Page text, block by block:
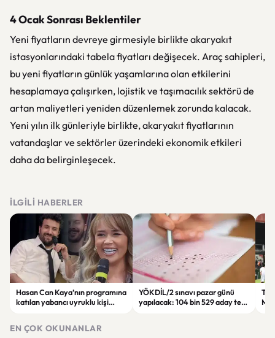
4 Ocak Sonrası Beklentiler
Yeni fiyatların devreye girmesiyle birlikte akaryakıt
istasyonlarındaki tabela fiyatları değişecek. Araç sahipleri,
bu yeni fiyatların günlük yaşamlarına olan etkilerini
hesaplamaya çalışırken, lojistik ve taşımacılık sektörü de
artan maliyetleri yeniden düzenlemek zorunda kalacak.
Yeni yılın ilk günleriyle birlikte, akaryakıt fiyatlarının
vatandaşlar ve sektörler üzerindeki ekonomik etkileri
daha da belirginleşecek.
İLGILI HABERLER
Hasan Can Kaya’nın programına
katılan yabancı uyruklu kişi
YÖKDİL/2 sınavı pazar günü
yapılacak: 104 bin 529 aday ter
EN ÇOK OKUNANLAR